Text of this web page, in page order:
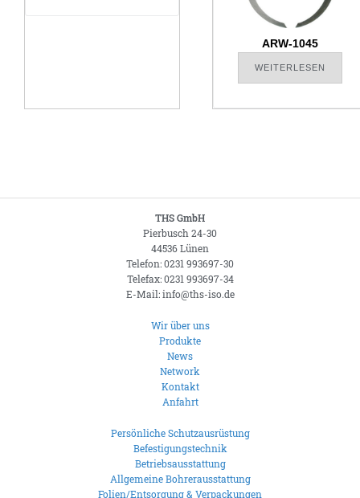
ARW-1045
WEITERLESEN
THS GmbH
Pierbusch 24-30
44536 Lünen
Telefon: 0231 993697-30
Telefax: 0231 993697-34
E-Mail: info@ths-iso.de
Wir über uns
Produkte
News
Network
Kontakt
Anfahrt
Persönliche Schutzausrüstung
Befestigungstechnik
Betriebsausstattung
Allgemeine Bohrerausstattung
Folien/Entsorgung & Verpackungen